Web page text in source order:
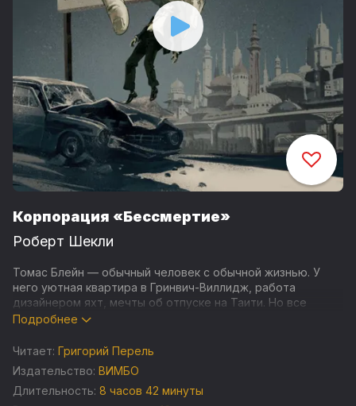
Корпорация «Бессмертие»
Роберт Шекли
Томас Блейн — обычный человек с обычной жизнью. У
него уютная квартира в Гринвич-Виллидж, работа
дизайнером яхт, мечты об отпуске на Таити. Но все
меняется в одно мгновение: автокатастрофа на темном
жизни… Или это только начало?
Очнувшись, Блейн оказывается в чужом теле, в XXII веке.
В этом новом мире бессмертие давно стало товаром, а
Подробнее
Читает: Григорий Перель
Издательство: ВИМБО
Длительность: 8 часов 42 минуты